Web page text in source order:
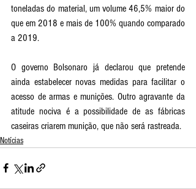
toneladas do material, um volume 46,5% maior do
que em 2018 e mais de 100% quando comparado
a 2019.
O governo Bolsonaro já declarou que pretende
ainda estabelecer novas medidas para facilitar o
acesso de armas e munições. Outro agravante da
atitude nociva é a possibilidade de as fábricas
caseiras criarem munição, que não será rastreada.
Notícias